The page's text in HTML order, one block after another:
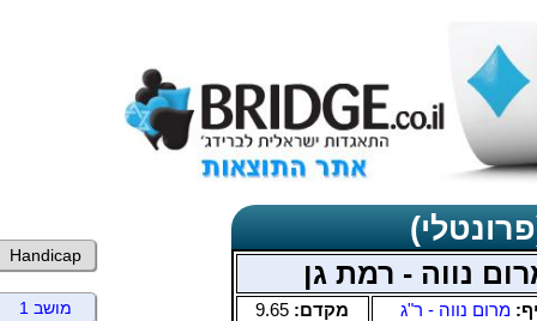
נווה - רמת גן
מרום נווה - ר"ג מקדם: 9.65
Handicap
מושב 1